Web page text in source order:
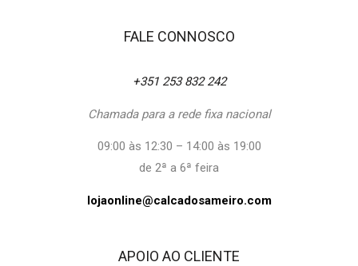
FALE CONNOSCO
+351 253 832 242
Chamada para a rede fixa nacional
09:00 às 12:30 – 14:00 às 19:00
de 2ª a 6ª feira
lojaonline@calcadosameiro.com
APOIO AO CLIENTE